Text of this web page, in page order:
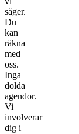
säger.
Du
kan
räkna
med
oss.
Inga
dolda
agendor.
Vi
involverar
dig i